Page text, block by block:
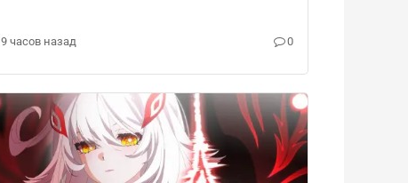
9 часов назад 0